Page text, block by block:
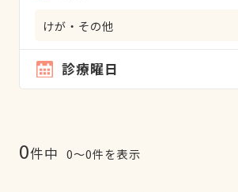
けが・その他
診療曜日
0件中 0〜0件を表示